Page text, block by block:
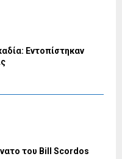
Εντοπίστηκαν
του Bill Scordos